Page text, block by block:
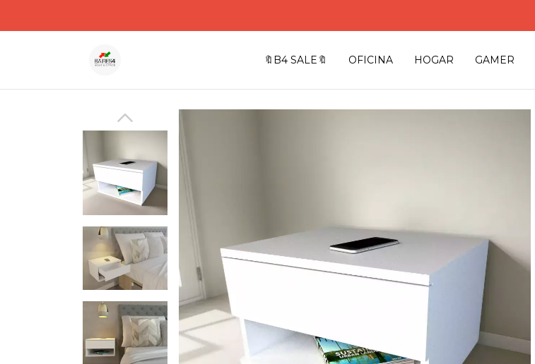
🔖B4 SALE🔖 OFICINA HOGAR GAMER